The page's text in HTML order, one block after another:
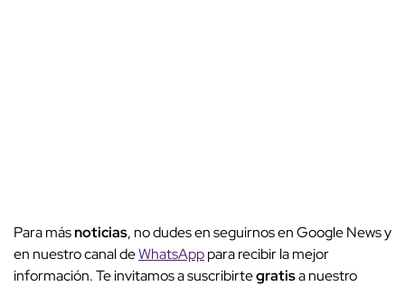
Para másnoticias, no dudes en seguirnos en Google News y
en nuestro canal deWhatsApppara recibir la mejor
información. Te invitamos a suscribirtegratisa nuestro